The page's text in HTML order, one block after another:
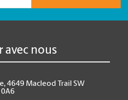
avec nous
4649 Macleod Trail SW
0A6